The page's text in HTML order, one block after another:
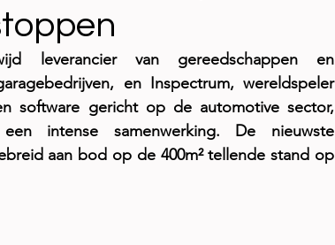
leverancier van gereedschappen en
en Inspectrum, wereldspeler
software gericht op de automotive sector,
intense samenwerking. De nieuwste
aan bod op de 400m² tellende stand op